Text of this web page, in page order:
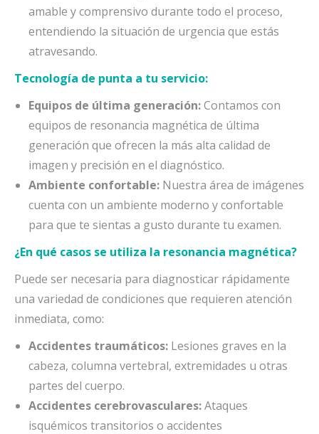
amable y comprensivo durante todo el proceso,
entendiendo la situación de urgencia que estás
atravesando.
Tecnología de punta a tu servicio:
Equipos de última generación:Contamos con
equipos de resonancia magnética de última
generación que ofrecen la más alta calidad de
imagen y precisión en el diagnóstico.
Ambiente confortable: Nuestra área de imágenes
cuenta con un ambiente moderno y confortable
para que te sientas a gusto durante tu examen.
¿En qué casos se utiliza la resonancia magnética?
Puede ser necesaria para diagnosticar rápidamente
una variedad de condiciones que requieren atención
inmediata, como:
Accidentes traumáticos: Lesiones graves en la
cabeza, columna vertebral, extremidades u otras
partes del cuerpo.
Accidentes cerebrovasculares:Ataques
isquémicos transitorios o accidentes